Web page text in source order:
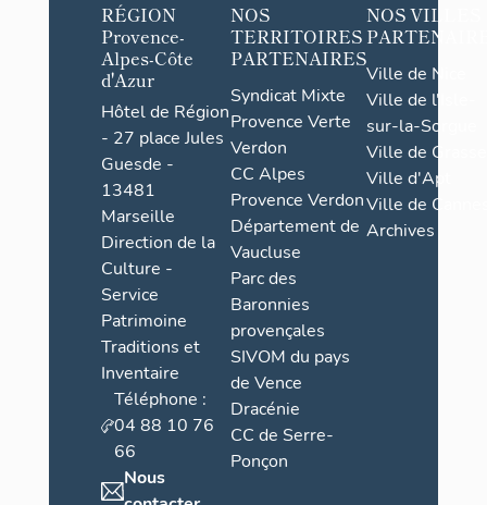
RÉGION
Provence-
Alpes-Côte
d'Azur
Hôtel de Région
- 27 place Jules
Guesde -
13481
Marseille
Direction de la
Culture -
Service
Patrimoine
Traditions et
Inventaire
Téléphone :
04 88 10 76
66
Nous
NOS
TERRITOIRES
PARTENAIRES
Syndicat Mixte
Provence Verte
Verdon
CC Alpes
Provence Verdon
Département de
Vaucluse
Parc des
Baronnies
provençales
SIVOM du pays
de Vence
Dracénie
CC de Serre-
Ponçon
NOS VILLES
Ville de Nice
Ville de l'Isle-
sur-la-Sorgue
Ville de Grasse
Ville d'Apt
Ville de
Archives